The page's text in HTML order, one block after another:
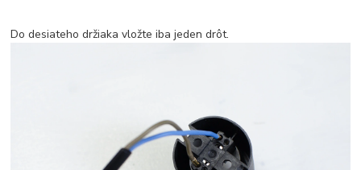
Do desiateho držiaka vložte iba jeden drôt.